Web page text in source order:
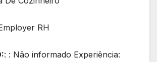
RH
: : Não informado Experiência: